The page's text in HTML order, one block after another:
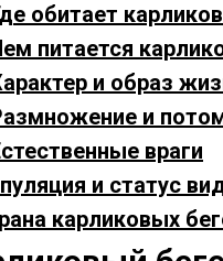
обитает
питается
и образ
и
враги
и статус
карликовых